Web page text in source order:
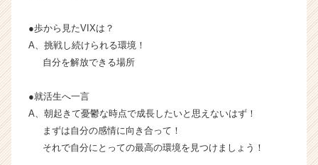
●歩から見たVIXは？
A、挑戦し続けられる環境！
自分を解放できる場所
●就活生へ一言
A、朝起きて憂鬱な時点で成長したいと思えないはず！
まずは自分の感情に向き合って！
それで自分にとっての最高の環境を見つけましょう！